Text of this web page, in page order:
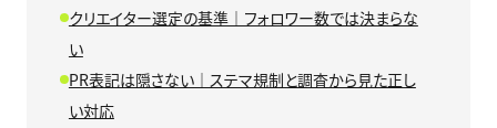
クリエイター選定の基準｜フォロワー数では決まらな
い
PR表記は隠さない｜ステマ規制と調査から見た正し
い対応